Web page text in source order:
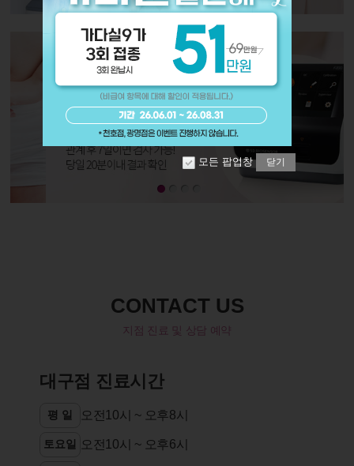
모든 팝업창 닫기
CONTACT US
지점 진료 및 상담 예약
대구점 진료시간
평 일 오전10시 ~ 오후8시
토요일 오전10시 ~ 오후6시